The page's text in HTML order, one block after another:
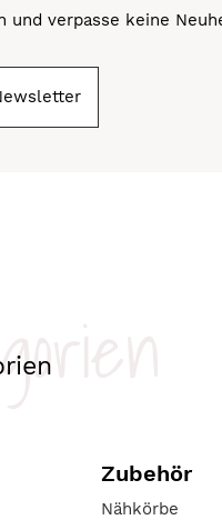
verpasse keine
Zubehör
Nähkörbe